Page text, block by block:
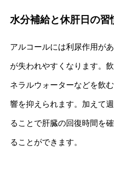
水分補給と休肝日の習
アルコールには利尿作用が
が失われやすくなります。
ネラルウォーターなどを飲
響を抑えられます。加えて
ることで肝臓の回復時間を
ることができます。